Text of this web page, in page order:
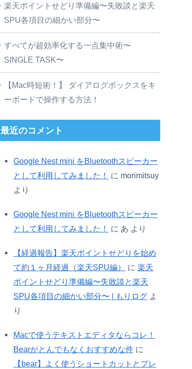
楽天ポイントせどり準備編〜失敗談と楽天
SPU各項目の細かい部分〜
すべてが超効率化する一点集中術〜
SINGLE TASK〜
【Mac時短術！】 ダイアログボックスをキ
ーボードで操作する方法！
最近のコメント
Google Nest mini をBluetoothスピーカー
として利用してみました！
に morimitsuy
より
Google Nest mini をBluetoothスピーカー
として利用してみました！
に あ より
【経過報告】楽天ポイントせどりを始め
て約１ヶ月経過（楽天SPU編）
に 楽天
ポイントせどり準備編〜失敗談と楽天
SPU各項目の細かい部分〜 | もりログ よ
り
Macで使うテキストエディタならコレ！
Bearがとんでもなくおすすめな件 に
【bear】よく使うショートカットとプレ